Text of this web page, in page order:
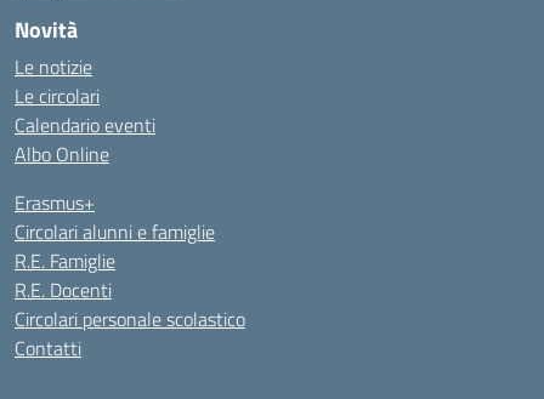
Novità
Le notizie
Le circolari
Calendario eventi
Albo Online
Erasmus+
Circolari alunni e famiglie
R.E. Famiglie
R.E. Docenti
Circolari personale scolastico
Contatti